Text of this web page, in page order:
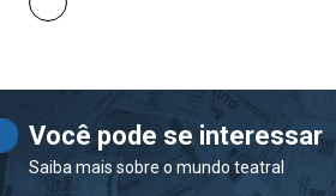
Você pode se interessar
Saiba mais sobre o mundo teatral